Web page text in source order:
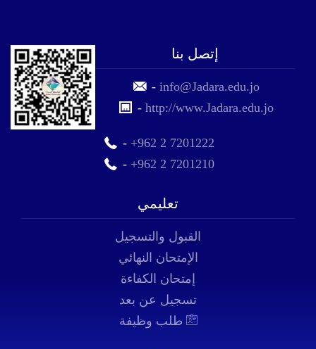
إتصل بنا
-info@Jadara.edu.jo
-http://www.Jadara.edu.jo
- +962 2 7201222
- +962 2 7201210
تعليمي
القبول والتسجيل
الإمتحان النهائي
إمتحان الكفاءة
تسجيل عن بعد